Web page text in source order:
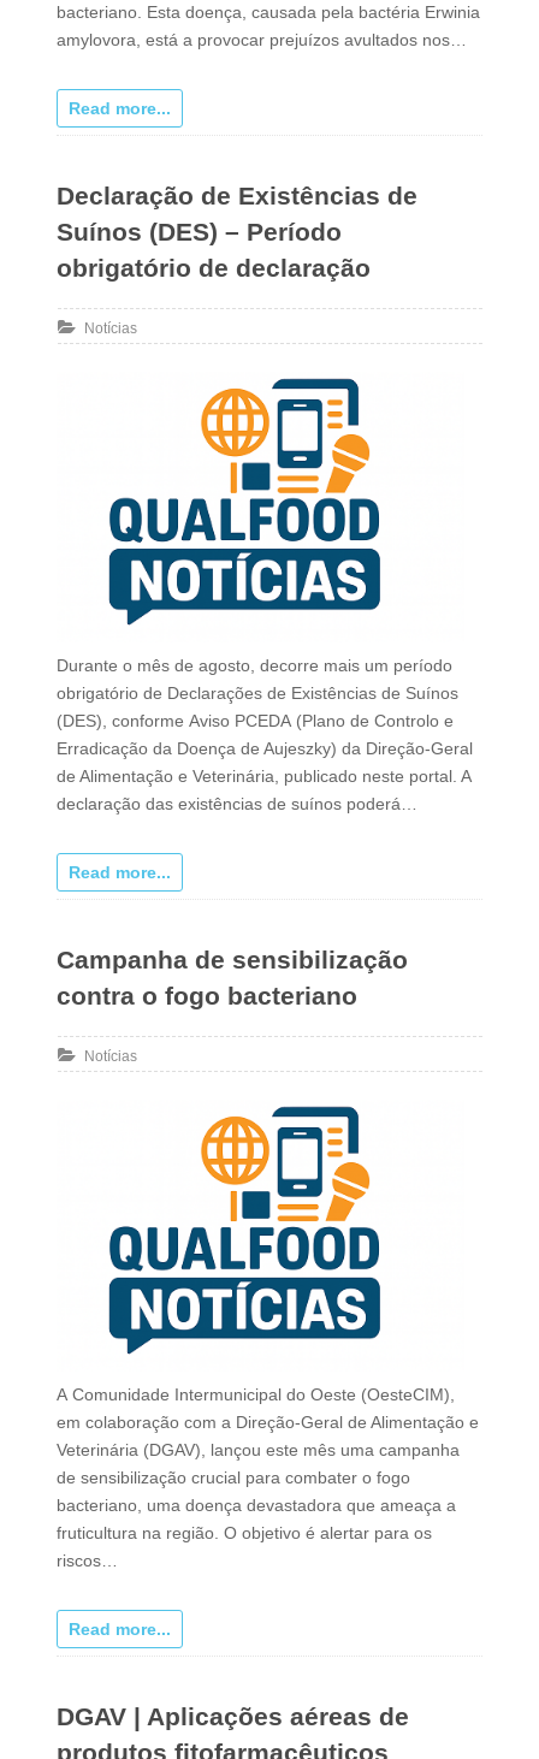
bacteriano. Esta doença, causada pela bactéria Erwinia
amylovora, está a provocar prejuízos avultados nos…
Read more...
Declaração de Existências de
Suínos (DES) – Período
obrigatório de declaração
Notícias
Durante o mês de agosto, decorre mais um período
obrigatório de Declarações de Existências de Suínos
(DES), conforme Aviso PCEDA (Plano de Controlo e
Erradicação da Doença de Aujeszky) da Direção-Geral
de Alimentação e Veterinária, publicado neste portal. A
declaração das existências de suínos poderá…
Read more...
Campanha de sensibilização
contra o fogo bacteriano
Notícias
A Comunidade Intermunicipal do Oeste (OesteCIM),
em colaboração com a Direção-Geral de Alimentação e
Veterinária (DGAV), lançou este mês uma campanha
de sensibilização crucial para combater o fogo
bacteriano, uma doença devastadora que ameaça a
fruticultura na região. O objetivo é alertar para os
riscos…
Read more...
DGAV | Aplicações aéreas de
produtos fitofarmacêuticos